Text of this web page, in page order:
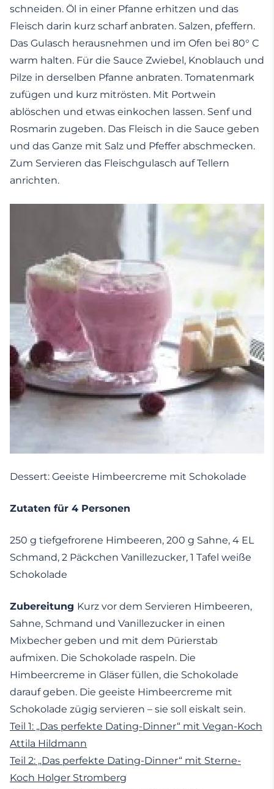
schneiden. Öl in einer Pfanne erhitzen und das
Fleisch darin kurz scharf anbraten. Salzen, pfeffern.
Das Gulasch herausnehmen und im Ofen bei 80° C
warm halten. Für die Sauce Zwiebel, Knoblauch und
Pilze in derselben Pfanne anbraten. Tomatenmark
zufügen und kurz mitrösten. Mit Portwein
ablöschen und etwas einkochen lassen. Senf und
Rosmarin zugeben. Das Fleisch in die Sauce geben
und das Ganze mit Salz und Pfeffer abschmecken.
Zum Servieren das Fleischgulasch auf Tellern
anrichten.
Dessert: Geeiste Himbeercreme mit Schokolade
Zutaten für 4 Personen
250 g tiefgefrorene Himbeeren, 200 g Sahne, 4 EL
Schmand, 2 Päckchen Vanillezucker, 1 Tafel weiße
Schokolade
Zubereitung Kurz vor dem Servieren Himbeeren,
Sahne, Schmand und Vanillezucker in einen
Mixbecher geben und mit dem Pürierstab
aufmixen. Die Schokolade raspeln. Die
Himbeercreme in Gläser füllen, die Schokolade
darauf geben. Die geeiste Himbeercreme mit
Schokolade zügig servieren – sie soll eiskalt sein.
Teil 1: „Das perfekte Dating-Dinner“ mit Vegan-Koch
Attila Hildmann
Teil 2: „Das perfekte Dating-Dinner“ mit Sterne-
Koch Holger Stromberg